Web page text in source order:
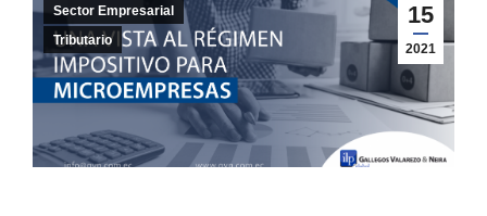
15
2021
Sector Empresarial
Tributario